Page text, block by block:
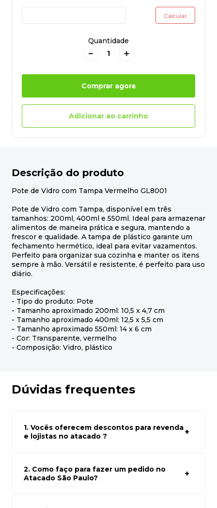
Quantidade
＋
－
Comprar agora
Adicionar ao carrinho
Descrição do produto
Pote de Vidro com Tampa Vermelho GL8001
Pote de Vidro com Tampa, disponível em três
tamanhos: 200ml, 400ml e 550ml. Ideal para armazenar
alimentos de maneira prática e segura, mantendo a
frescor e qualidade. A tampa de plástico garante um
fechamento hermético, ideal para evitar vazamentos.
Perfeito para organizar sua cozinha e manter os itens
sempre à mão. Versátil e resistente, é perfeito para uso
diário.
Especificações:
- Tipo do produto: Pote
- Tamanho aproximado 200ml: 10,5 x 4,7 cm
- Tamanho aproximado 400ml: 12,5 x 5,5 cm
- Tamanho aproximado 550ml: 14 x 6 cm
- Cor: Transparente, vermelho
- Composição: Vidro, plástico
Dúvidas frequentes
1. Vocês oferecem descontos para revenda
e lojistas no atacado ?
atacado empresas e compre com os melhores preços
para seu modelo de negócio
2. Como faço para fazer um pedido no
Atacado São Paulo?